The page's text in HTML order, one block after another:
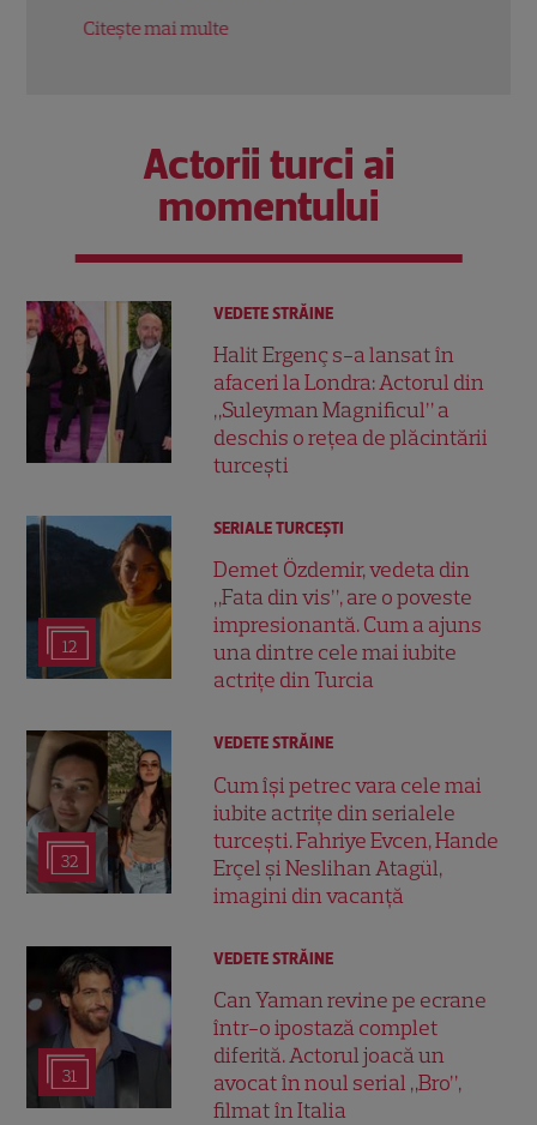
Citește mai multe
Actorii turci ai
momentului
VEDETE STRĂINE
Halit Ergenç s-a lansat în
afaceri la Londra: Actorul din
„Suleyman Magnificul” a
deschis o rețea de plăcintării
turcești
12
SERIALE TURCEŞTI
Demet Özdemir, vedeta din
„Fata din vis”, are o poveste
impresionantă. Cum a ajuns
una dintre cele mai iubite
actrițe din Turcia
32
VEDETE STRĂINE
Cum își petrec vara cele mai
iubite actrițe din serialele
turcești. Fahriye Evcen, Hande
Erçel și Neslihan Atagül,
imagini din vacanță
31
VEDETE STRĂINE
Can Yaman revine pe ecrane
într-o ipostază complet
diferită. Actorul joacă un
avocat în noul serial „Bro”,
filmat în Italia